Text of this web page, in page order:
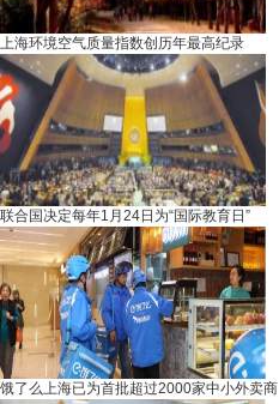
上海环境空气质量指数创历年最高纪录
联合国决定每年1月24日为“国际教育日”
饿了么上海已为首批超过2000家中小外卖商